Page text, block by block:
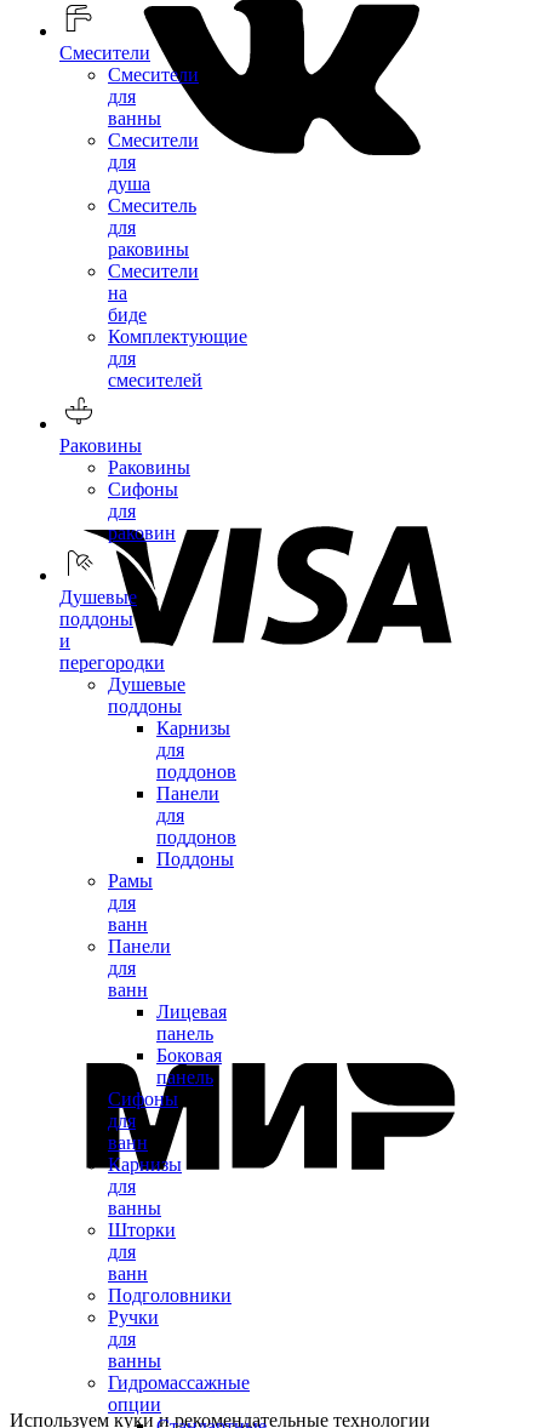
Смесители
Смесители
для
ванны
Смесители
для
душа
Смеситель
для
раковины
Смесители
на
биде
Комплектующие
для
смесителей
Раковины
Раковины
Сифоны
для
раковин
Душевые
поддоны
и
перегородки
Душевые
поддоны
Карнизы
для
поддонов
Панели
для
поддонов
Поддоны
Рамы
для
ванн
Панели
для
ванн
Лицевая
панель
Боковая
панель
Сифоны
для
ванн
Карнизы
для
ванны
Шторки
для
ванн
Подголовники
Ручки
для
ванны
Гидромассажные
опции
Используем куки и рекомендательные технологии